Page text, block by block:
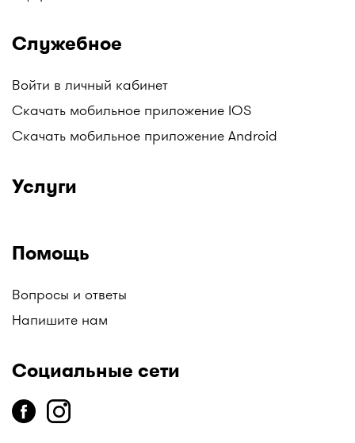
Служебное
Войти в личный кабинет
Скачать мобильное приложение IOS
Скачать мобильное приложение Android
Услуги
Помощь
Вопросы и ответы
Напишите нам
Социальные сети